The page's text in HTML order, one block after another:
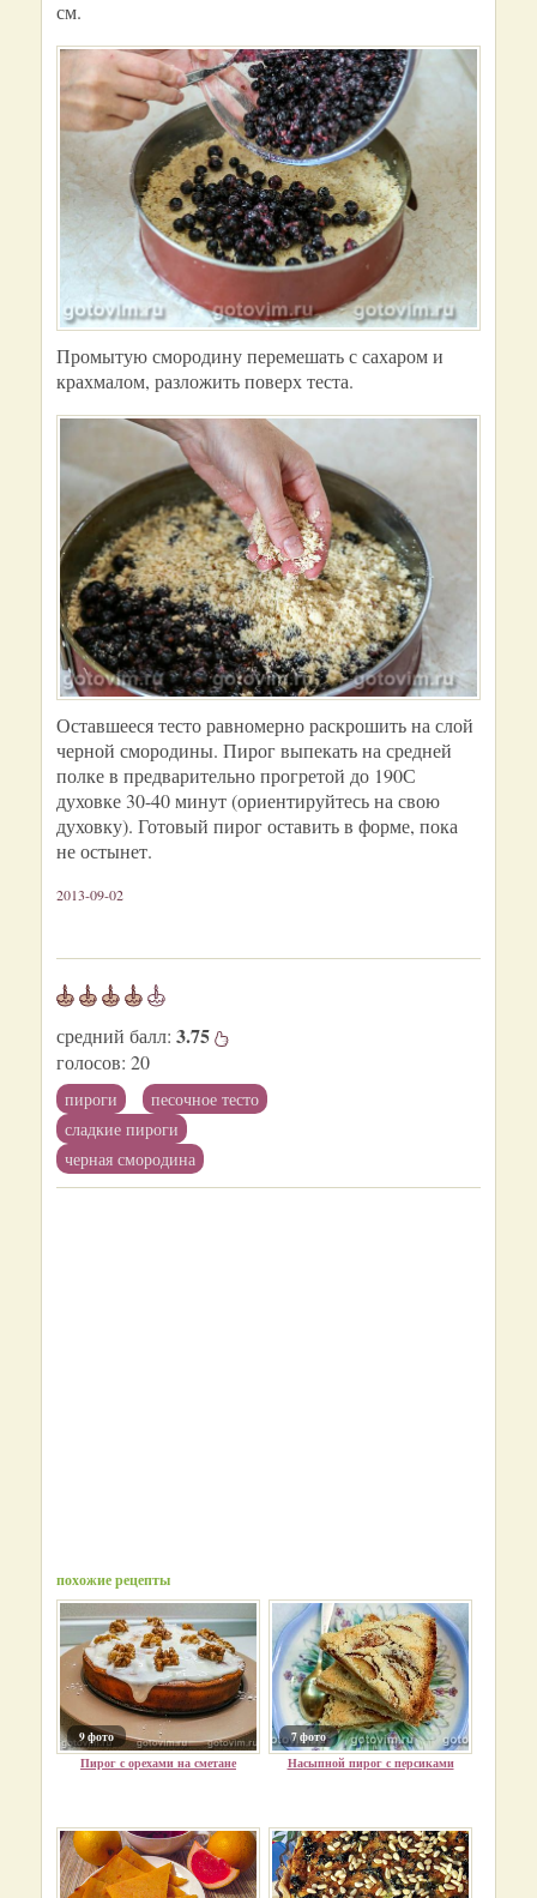
см.
Промытую смородину перемешать с сахаром и
крахмалом, разложить поверх теста.
Оставшееся тесто равномерно раскрошить на слой
черной смородины. Пирог выпекать на средней
полке в предварительно прогретой до 190С
духовке 30-40 минут (ориентируйтесь на свою
духовку). Готовый пирог оставить в форме, пока
не остынет.
2013-09-02
средний балл: 3.75
голосов: 20
пироги
песочное тесто
сладкие пироги
черная смородина
похожие рецепты
9 фото
Пирог с орехами на сметане
7 фото
Насыпной пирог с персиками